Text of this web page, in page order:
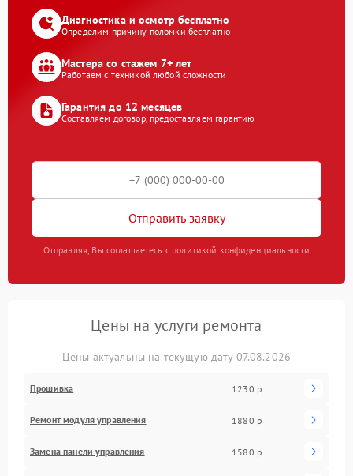
Диагностика и осмотр бесплатно
Определим причину поломки бесплатно
Мастера со стажем 7+ лет
Работаем с техникой любой сложности
Гарантия до 12 месяцев
Составляем договор, предоставляем гарантию
Отправить заявку
Отправляя, Вы соглашаетесь с политикой конфиденциальности
Цены на услуги ремонта
Цены актуальны на текущую дату 07.08.2026
Прошивка 1230 р
Ремонт модуля управления 1880 р
Замена панели управления 1580 р